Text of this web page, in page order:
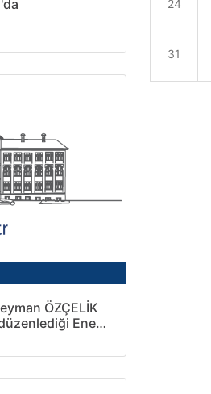
ÖZÇELİK
Enerji
24
31